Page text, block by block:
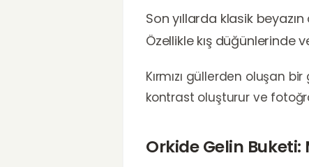
Son yıllarda klasik
Özellikle kış düğünlerinde
Kırmızı güllerden oluşan
kontrast oluşturur ve
Orkide Gelin Buketi: